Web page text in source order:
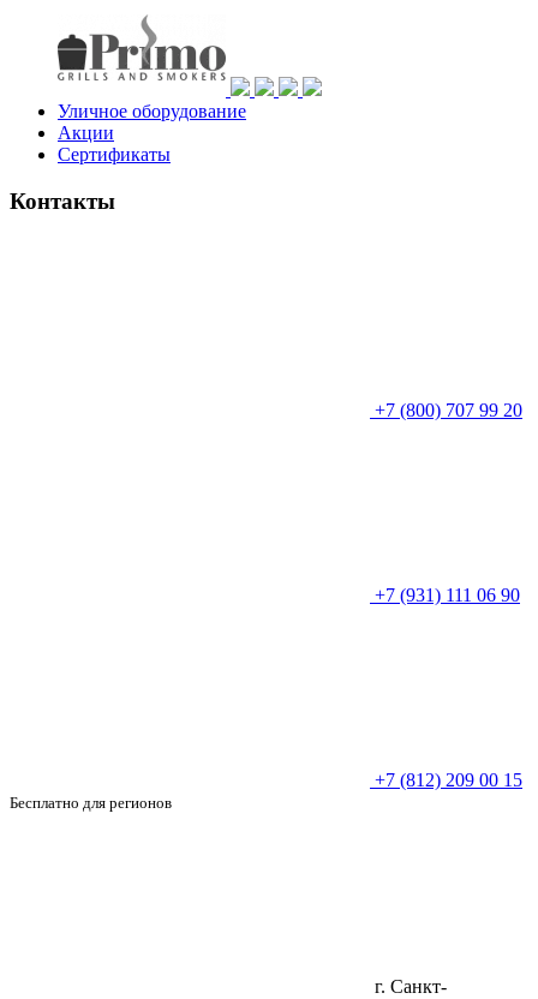
Уличное оборудование
Акции
Сертификаты
Контакты
+7 (800) 707 99 20
+7 (931) 111 06 90
+7 (812) 209 00 15
Бесплатно для регионов
г. Санкт-